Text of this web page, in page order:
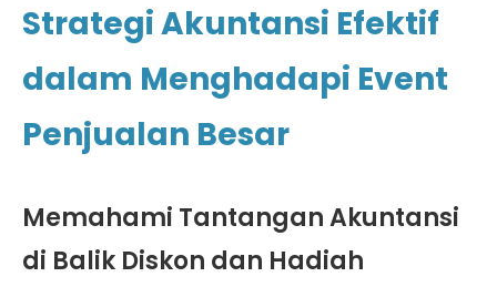
Strategi Akuntansi Efektif
dalam Menghadapi Event
Penjualan Besar
Memahami Tantangan Akuntansi
di Balik Diskon dan Hadiah